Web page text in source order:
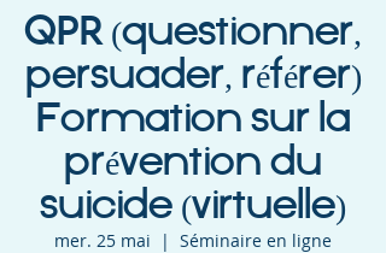
QPR (questionner,
persuader, référer)
Formation sur la
prévention du
suicide (virtuelle)
mer. 25 mai
  |
Séminaire en ligne